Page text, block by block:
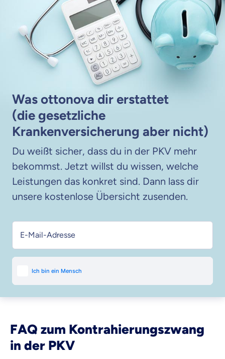
Was ottonova dir erstattet
(die gesetzliche
Krankenversicherung aber nicht)
Du weißt sicher, dass du in der PKV mehr
bekommst. Jetzt willst du wissen, welche
Leistungen das konkret sind. Dann lass dir
unsere kostenlose Übersicht zusenden.
E-Mail-Adresse
FAQ zum Kontrahierungszwang
in der PKV